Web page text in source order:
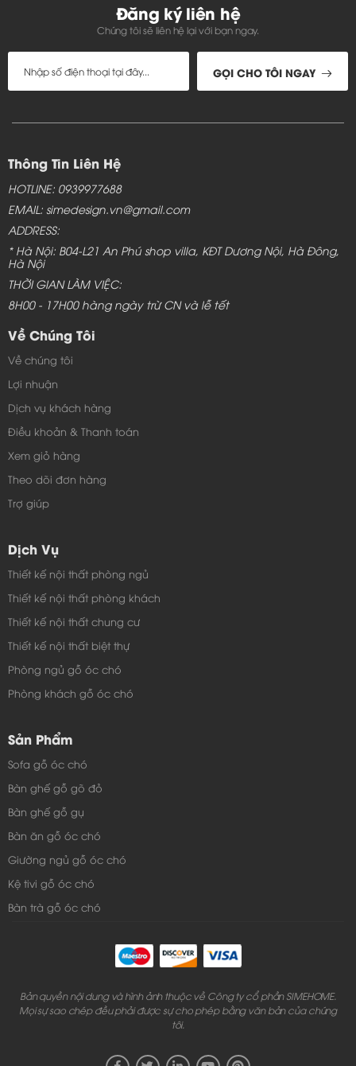
Đăng ký liên hệ
Chúng tôi sẽ liên hệ lại với bạn ngay.
GỌI CHO TÔI NGAY
Thông Tin Liên Hệ
HOTLINE: 0939977688
EMAIL: simedesign.vn@gmail.com
ADDRESS:
* Hà Nội: B04-L21 An Phú shop villa, KĐT Dương Nội, Hà Đông,
Hà Nội
THỜI GIAN LÀM VIỆC:
8H00 - 17H00 hàng ngày trừ CN và lễ tết
Về Chúng Tôi
Về chúng tôi
Lợi nhuận
Dịch vụ khách hàng
Điều khoản & Thanh toán
Xem giỏ hàng
Theo dõi đơn hàng
Trợ giúp
Dịch Vụ
Thiết kế nội thất phòng ngủ
Thiết kế nội thất phòng khách
Thiết kế nội thất chung cư
Thiết kế nội thất biệt thự
Phòng ngủ gỗ óc chó
Phòng khách gỗ óc chó
Sản Phẩm
Sofa gỗ óc chó
Bàn ghế gỗ gõ đỏ
Bàn ghế gỗ gụ
Bàn ăn gỗ óc chó
Giường ngủ gỗ óc chó
Kệ tivi gỗ óc chó
Bàn trà gỗ óc chó
Bản quyền nội dung và hình ảnh thuộc về Công ty cổ phần SIMEHOME.
Mọi sự sao chép đều phải được sự cho phép bằng văn bản của chúng
tôi.